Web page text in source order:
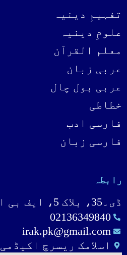
تفہیمِ دینیہ
علومِ دینیہ
معلم القرآن
عربی زبان
عربی بول چال
خطاطی
فارسی ادب
فارسی زبان
رابطہ
ڈی۔35، بلاک 5، ایف بی ایریا، کراچی
02136349840
irak.pk@gmail.com
اسلامک ریسرچ اکیڈمی